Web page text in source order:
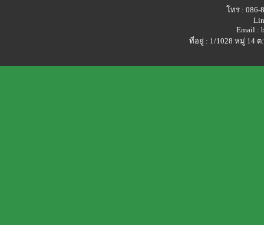
โทร : 086-
Email :
ที่อยู่ : 1/1028 หมู่ 14 ต.